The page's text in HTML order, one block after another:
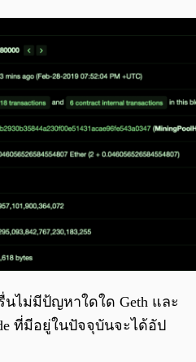
นไม่มีป้ญหาใดใด Geth และ
ที่มีอยู่ในปัจจุบันจะได้อัป